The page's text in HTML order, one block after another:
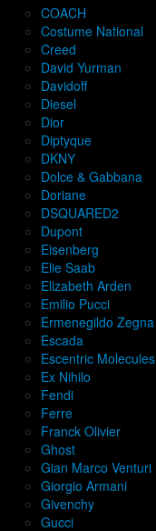
COACH
Costume National
Creed
David Yurman
Davidoff
Diesel
Dior
Diptyque
DKNY
Dolce & Gabbana
Doriane
DSQUARED2
Dupont
Eisenberg
Elie Saab
Elizabeth Arden
Emilio Pucci
Ermenegildo Zegna
Escada
Escentric Molecules
Ex Nihilo
Fendi
Ferre
Franck Olivier
Ghost
Gian Marco Venturi
Giorgio Armani
Givenchy
Gucci